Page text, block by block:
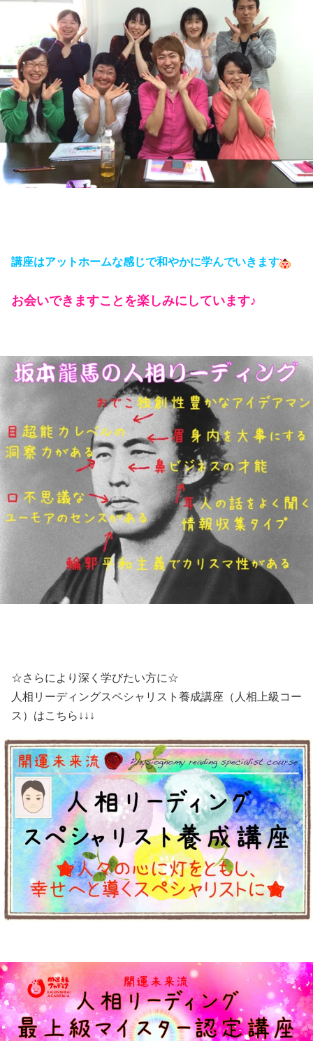
講座はアットホームな感じで和やかに学んでいきます
お会いできますことを楽しみにしています♪
☆さらにより深く学びたい方に☆
人相リーディングスペシャリスト養成講座（人相上級コー
ス）はこちら↓↓↓